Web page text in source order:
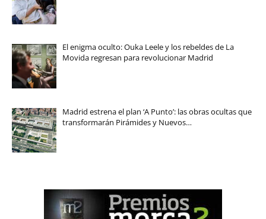
El enigma oculto: Ouka Leele y los rebeldes de La
Movida regresan para revolucionar Madrid
Madrid estrena el plan ‘A Punto’: las obras ocultas que
transformarán Pirámides y Nuevos…